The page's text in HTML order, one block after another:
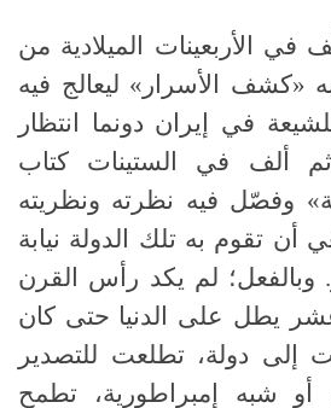
في الأربعينات الميلادية من
«كشف الأسرار» ليعالج فيه
في إيران دونما انتظار
ألف في الستينات كتاب
وفصّل فيه نظرته ونظريته
أن تقوم به تلك الدولة نيابة
وبالفعل؛ لم يكد رأس القرن
يطل على الدنيا حتى كان
إلى دولة، تطلعت للتصدير
أو شبه إمبراطورية، تطمح